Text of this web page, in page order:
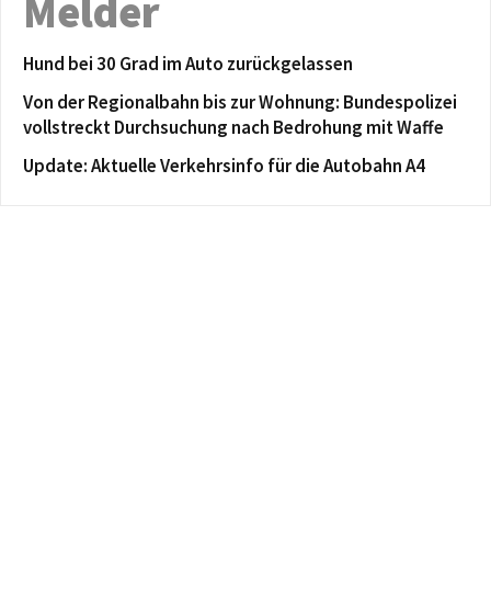
Melder
Hund bei 30 Grad im Auto zurückgelassen
Von der Regionalbahn bis zur Wohnung: Bundespolizei
vollstreckt Durchsuchung nach Bedrohung mit Waffe
Update: Aktuelle Verkehrsinfo für die Autobahn A4